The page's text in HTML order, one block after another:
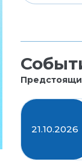
21.10.2026